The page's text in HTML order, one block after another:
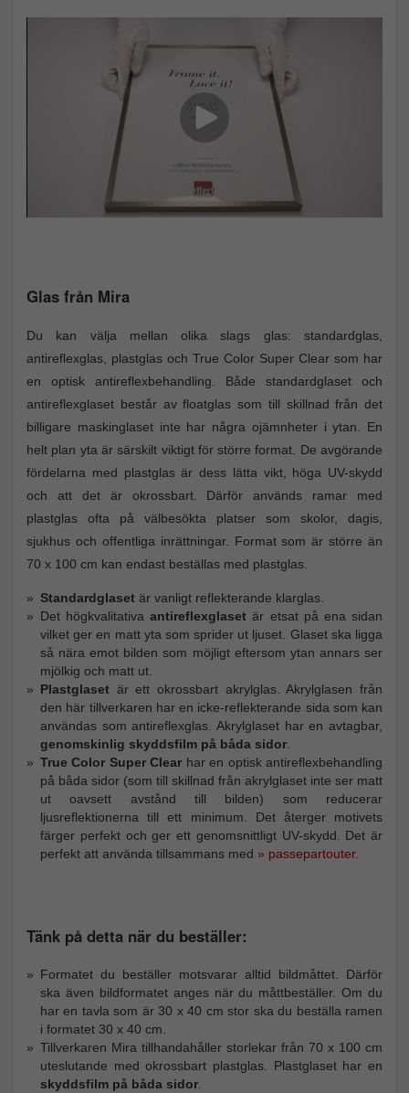
Glas från Mira
Du kan välja mellan olika slags glas: standardglas,
antireflexglas, plastglas och True Color Super Clear som har
en optisk antireflexbehandling. Både standardglaset och
antireflexglaset består av floatglas som till skillnad från det
billigare maskinglaset inte har några ojämnheter i ytan. En
helt plan yta är särskilt viktigt för större format. De avgörande
fördelarna med plastglas är dess lätta vikt, höga UV-skydd
och att det är okrossbart. Därför används ramar med
plastglas ofta på välbesökta platser som skolor, dagis,
sjukhus och offentliga inrättningar. Format som är större än
70 x 100 cm kan endast beställas med plastglas.
Standardglaset är vanligt reflekterande klarglas.
Det högkvalitativaantireflexglaset är etsat på ena sidan
vilket ger en matt yta som sprider ut ljuset. Glaset ska ligga
så nära emot bilden som möjligt eftersom ytan annars ser
mjölkig och matt ut.
Plastglaset är ett okrossbart akrylglas. Akrylglasen från
den här tillverkaren har en icke-reflekterande sida som kan
användas som antireflexglas. Akrylglaset har en avtagbar,
genomskinlig skyddsfilm på båda sidor.
True Color Super Clear har en optisk antireflexbehandling
på båda sidor (som till skillnad från akrylglaset inte ser matt
ut oavsett avstånd till bilden) som reducerar
ljusreflektionerna till ett minimum. Det återger motivets
färger perfekt och ger ett genomsnittligt UV-skydd. Det är
perfekt att använda tillsammans med » passepartouter.
Tänk på detta när du beställer:
Formatet du beställer motsvarar alltid bildmåttet. Därför
ska även bildformatet anges när du måttbeställer. Om du
har en tavla som är 30 x 40 cm stor ska du beställa ramen
i formatet 30 x 40 cm.
Tillverkaren Mira tillhandahåller storlekar från 70 x 100 cm
uteslutande med okrossbart plastglas. Plastglaset har en
skyddsfilm på båda sidor